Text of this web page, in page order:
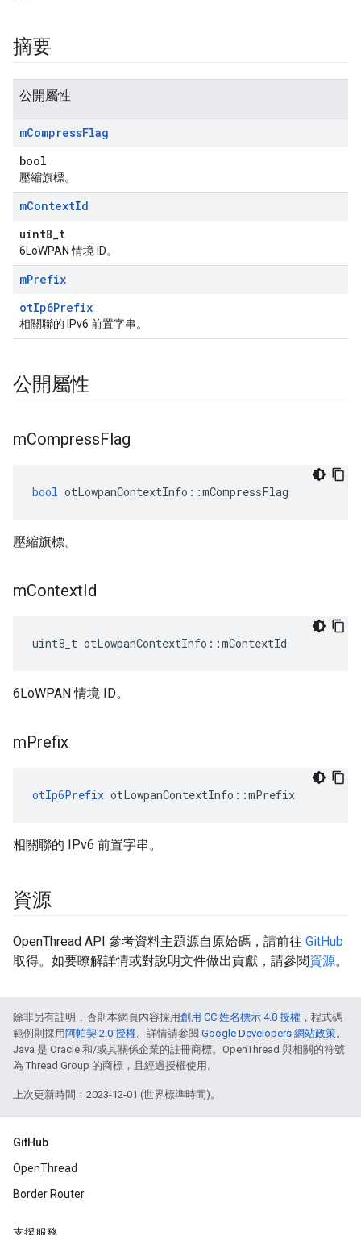
摘要
公開屬性
mCompressFlag
bool
壓縮旗標。
mContextId
uint8_t
6LoWPAN 情境 ID。
mPrefix
otIp6Prefix
相關聯的 IPv6 前置字串。
公開屬性
mCompressFlag
bool otLowpanContextInfo ::mCompressFlag
壓縮旗標。
mContextId
uint8_t otLowpanContextInfo ::mContextId
6LoWPAN 情境 ID。
mPrefix
otIp6Prefix otLowpanContextInfo ::mPrefix
相關聯的 IPv6 前置字串。
資源
OpenThread API 參考資料主題源自原始碼，請前往 GitHub
取得。如要瞭解詳情或對說明文件做出貢獻，請參閱資源。
除非另有註明，否則本網頁內容採用創用 CC 姓名標示 4.0 授權 ，程式碼
範例則採用 阿帕契 2.0 授權。詳情請參閱 Google Developers 網站政策。
Java 是 Oracle 和/或其關係企業的註冊商標。OpenThread 與相關的符號
為 Thread Group 的商標，且經過授權使用。
上次更新時間：2023-12-01 (世界標準時間)。
GitHub
OpenThread
Border Router